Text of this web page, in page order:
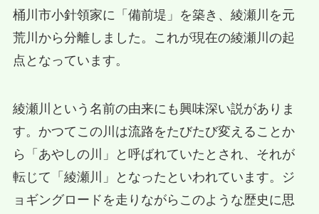
桶川市小針領家に「備前堤」を築き、綾瀬川を元
荒川から分離しました。これが現在の綾瀬川の起
点となっています。
綾瀬川という名前の由来にも興味深い説がありま
す。かつてこの川は流路をたびたび変えることか
ら「あやしの川」と呼ばれていたとされ、それが
転じて「綾瀬川」となったといわれています。ジ
ョギングロードを走りながらこのような歴史に思